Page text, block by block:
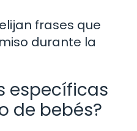
frases que
durante la
específicas
de bebés?